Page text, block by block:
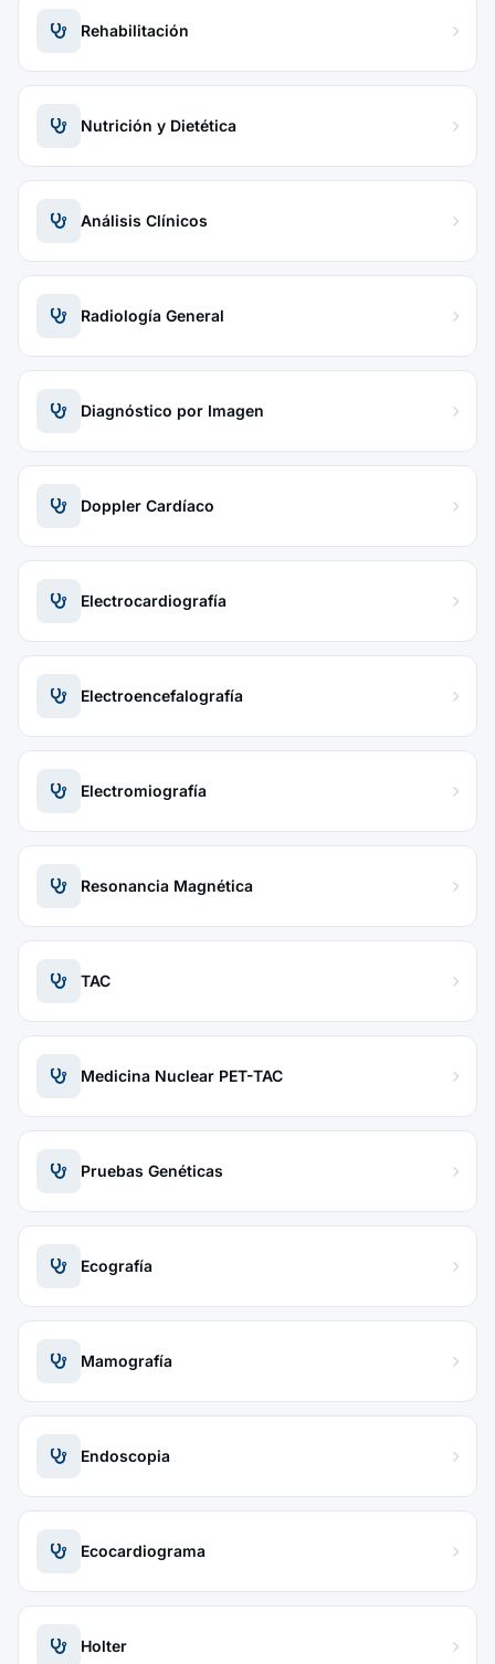
Rehabilitación
Nutrición y Dietética
Análisis Clínicos
Radiología General
Diagnóstico por Imagen
Doppler Cardíaco
Electrocardiografía
Electroencefalografía
Electromiografía
Resonancia Magnética
TAC
Medicina Nuclear PET-TAC
Pruebas Genéticas
Ecografía
Mamografía
Endoscopia
Ecocardiograma
Holter